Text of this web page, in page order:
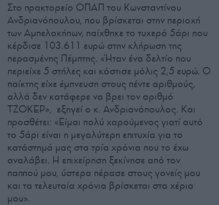
Στο πρακτορείο ΟΠΑΠ του Κωνσταντίνου
Ανδριανόπουλου, που βρίσκεται στην περιοχή
των Αμπελοκήπων, παίχθηκε το τυχερό 5άρι που
κέρδισε 103.611 ευρώ στην κλήρωση της
περασμένης Πέμπτης. «Ήταν ένα δελτίο που
περιείχε 5 στήλες και κόστισε μόλις 2,5 ευρώ. Ο
παίκτης είχε έμπνευση στους πέντε αριθμούς,
αλλά δεν κατάφερε να βρει τον αριθμό
ΤΖΟΚΕΡ», εξηγεί ο κ. Ανδριανόπουλος. Και
προσθέτει: «Είμαι πολύ χαρούμενος γιατί αυτό
το 5άρι είναι η μεγαλύτερη επιτυχία για το
κατάστημά μας στα τρία χρόνια που το έχω
αναλάβει. Η επιχείρηση ξεκίνησε από τον
παππού μου, ύστερα πέρασε στους γονείς μου
και τα τελευταία χρόνια βρίσκεται στα χέρια
μου».